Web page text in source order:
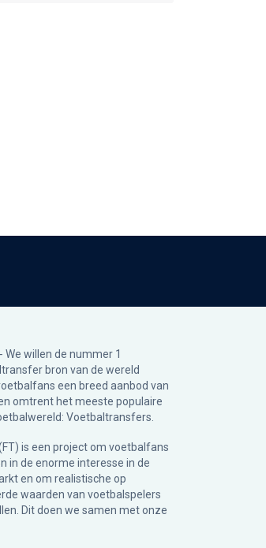
We willen de nummer 1
bron van de wereld
een breed aanbod van
omtrent het meeste populaire
Voetbaltransfers.
is een project om voetbalfans
in de enorme interesse in de
en om realistische op
waarden van voetbalspelers
Dit doen we samen met onze